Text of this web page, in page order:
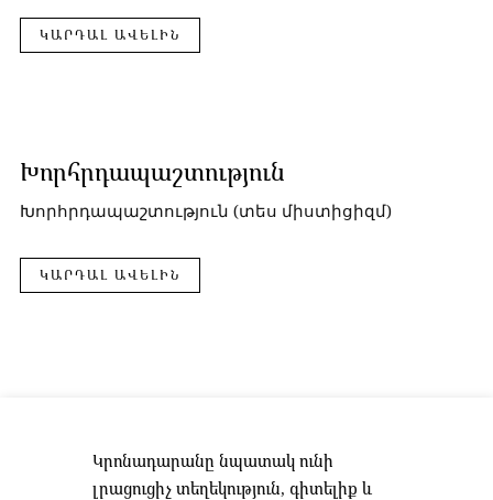
ԿԱՐԴԱԼ ԱՎԵԼԻՆ
Խորհրդապաշտություն
Խորհրդապաշտություն (տես միստիցիզմ)
ԿԱՐԴԱԼ ԱՎԵԼԻՆ
Կրոնադարանը նպատակ ունի
լրացուցիչ տեղեկություն, գիտելիք և